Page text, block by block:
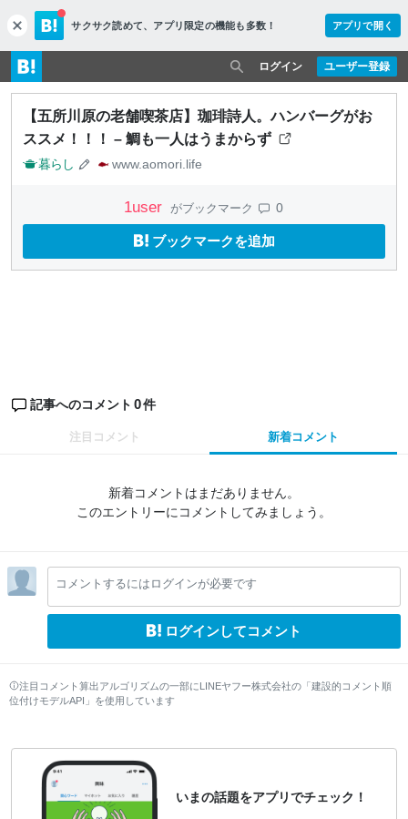
c
l
o
s
e
サクサク読めて、 アプリ限定の機能も多数！ アプリで開く
ユーザー登録
ログイン
【五所川原の老舗喫茶店】珈琲詩人。ハンバーグがお
ススメ！！！ – 鯛も一人はうまからず
暮らし www.aomori.life
1user がブックマーク 0
ブックマークを追加
記事へのコメント 0件
注目コメント 新着コメント
新着コメントはまだありません。
このエントリーにコメントしてみましょう。
コメントするにはログインが必要です
ログインしてコメント
注目コメント算出アルゴリズムの一部にLINEヤフー株式会社の「建設的コメント順
位付けモデルAPI」を使用しています
いまの話題をアプリでチェック！